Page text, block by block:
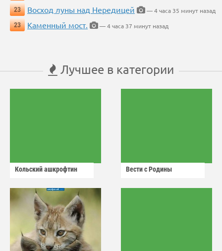
23
Восход луны над Нередицей
— 4 часа 35 минут назад
23
Каменный мост. — 4 часа 37 минут назад
Лучшее в категории
Кольский ашкрофтин Вести с Родины